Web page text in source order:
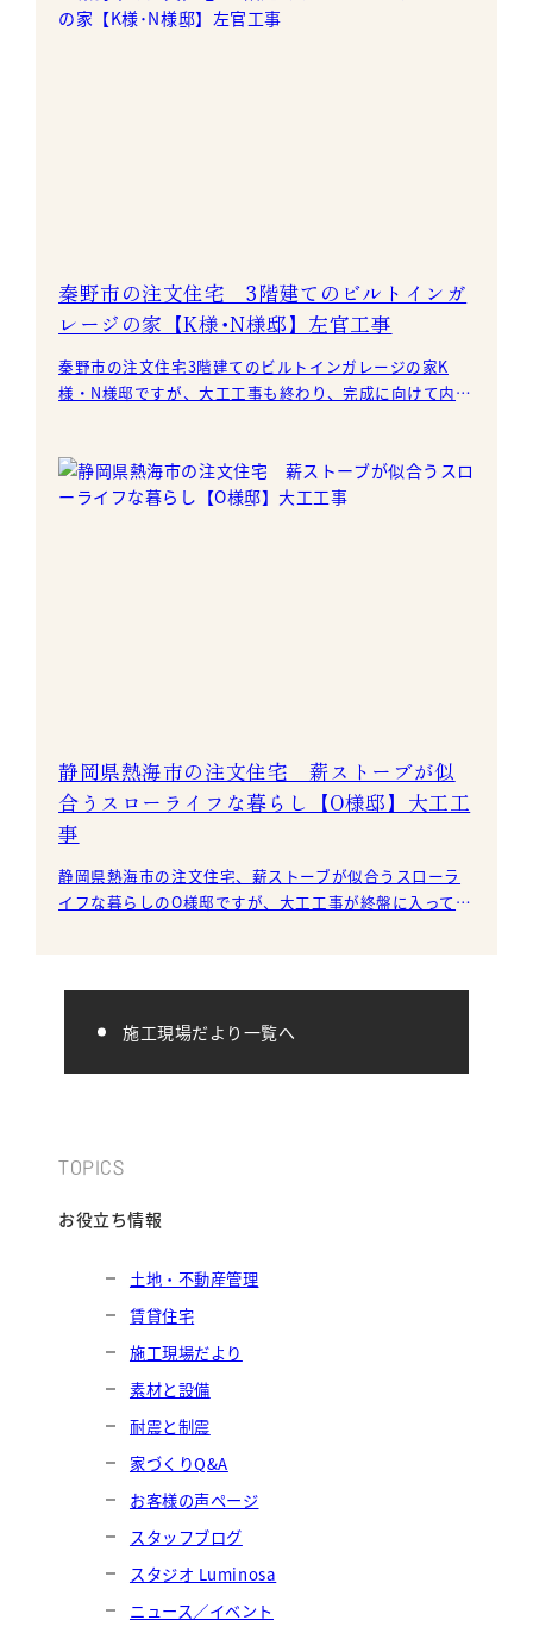
秦野市の注文住宅 3階建てのビルトインガ
レージの家【K様･N様邸】左官工事
秦野市の注文住宅3階建てのビルトインガレージの家K
様・N様邸ですが、大工工事も終わり、完成に向けて内
静岡県熱海市の注文住宅 薪ストーブが似
合うスローライフな暮らし【O様邸】大工工
事
静岡県熱海市の注文住宅、薪ストーブが似合うスローラ
イフな暮らしのO様邸ですが、大工工事が終盤に入ってい
施工現場だより一覧へ
TOPICS
お役立ち情報
土地・不動産管理
賃貸住宅
施工現場だより
素材と設備
耐震と制震
家づくりQ&A
お客様の声ページ
スタッフブログ
スタジオ Luminosa
ニュース／イベント